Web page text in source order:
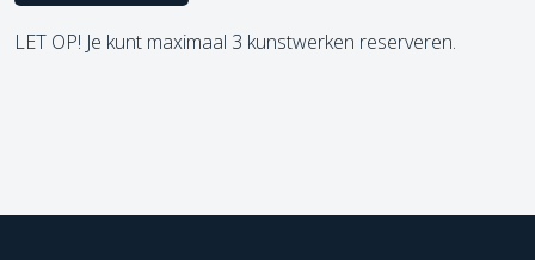
LET OP! Je kunt maximaal 3 kunstwerken reserveren.